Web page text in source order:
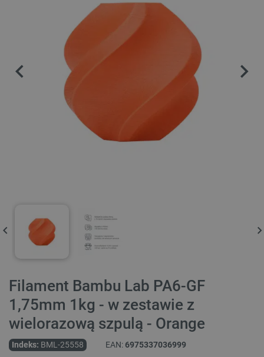
Filament Bambu Lab PA6-GF
1,75mm 1kg - w zestawie z
wielorazową szpulą - Orange
Indeks: BML-25558 EAN:6975337036999